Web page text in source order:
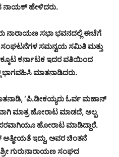
ನಾಯಕ್ ಹೇಳಿದರು.
ನಾರಾಯಣ ಸಭಾ ಭವನದಲ್ಲಿ ಈಚೆಗೆ
ಸಂಘಟನೆಗಳ ಸಮನ್ವಯ ಸಮಿತಿ ಮತ್ತು
ಕರ್ನಾಟಕ ಇದರ ವತಿಯಿಂದ
ಮಾತನಾಡಿದರು.
‘ಪಿ.ಡೀಕಯ್ಯರು ಓರ್ವ ಮಹಾನ್
ಮಾತ್ರ ಹೋರಾಟ ಮಾಡದೆ, ಅಲ್ಪ
ಹೋರಾಟ ಮಾಡಿದ್ದಾರೆ.
ಆತ್ಮೀಯತೆ ಇದ್ದು, ಅವರ ಚಿಂತನೆ
ಗುರುನಾರಾಯಣ ಸಂಘದ